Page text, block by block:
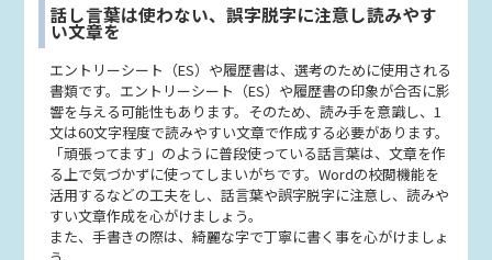
話し言葉は使わない、誤字脱字に注意し読みやす
い文章を
エントリーシート（ES）や履歴書は、選考のために使用される
書類です。エントリーシート（ES）や履歴書の印象が合否に影
響を与える可能性もあります。そのため、読み手を意識し、1
文は60文字程度で読みやすい文章で作成する必要があります。
「頑張ってます」のように普段使っている話言葉は、文章を作
る上で気づかずに使ってしまいがちです。Wordの校閲機能を
活用するなどの工夫をし、話言葉や誤字脱字に注意し、読みや
すい文章作成を心がけましょう。
また、手書きの際は、綺麗な字で丁寧に書く事を心がけましょ